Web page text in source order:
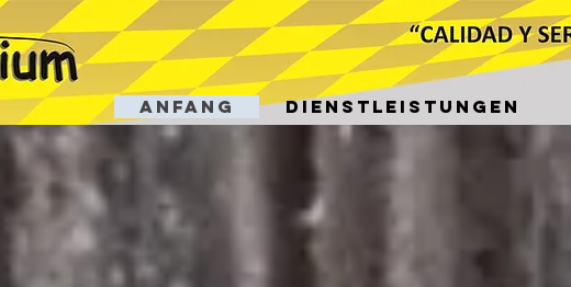
ANFANG DIENSTLEISTUNGEN